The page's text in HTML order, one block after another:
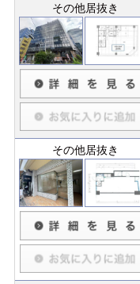
その他居抜き
その他居抜き